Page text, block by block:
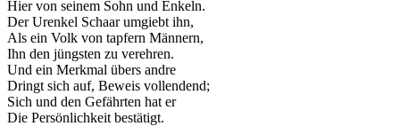
Hier von seinem Sohn und Enkeln.
Der Urenkel Schaar umgiebt ihn,
Als ein Volk von tapfern Männern,
Ihn den jüngsten zu verehren.
Und ein Merkmal übers andre
Dringt sich auf, Beweis vollendend;
Sich und den Gefährten hat er
Die Persönlichkeit bestätigt.